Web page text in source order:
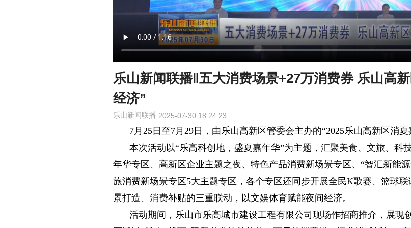
乐山新闻联播‖五大消费场景+27万消费券 乐山高
经济”
乐山新闻联播 2025-07-30 18:24:23
7月25日至7月29日，由乐山高新区管委会主办的“2025乐山高新区消
本次活动以“乐高科创地，盛夏嘉年华”为主题，汇聚美食、文旅、科
年华专区、高新区企业主题之夜、特色产品消费新场景专区、“智汇新能
旅消费新场景专区5大主题专区，各个专区还同步开展全民K歌赛、篮球
景打造、消费补贴的三重联动，以文娱体育赋能夜间经济。
活动期间，乐山市乐高城市建设工程有限公司现场作招商推介，展现